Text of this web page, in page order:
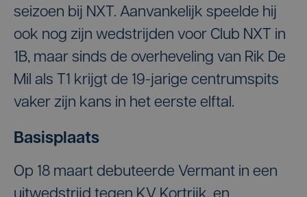
seizoen bij NXT. Aanvankelijk speelde hij
ook nog zijn wedstrijden voor Club NXT in
1B, maar sinds de overheveling van Rik De
Mil als T1 krijgt de 19-jarige centrumspits
vaker zijn kans in het eerste elftal.
Basisplaats
Op 18 maart debuteerde Vermant in een